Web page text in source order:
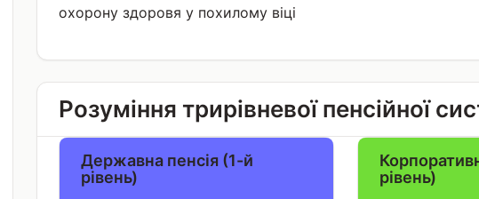
охорону здоровя у похилому віці
Розуміння трирівневої пенсійної
Державна пенсія (1-й
рівень)
рівень)